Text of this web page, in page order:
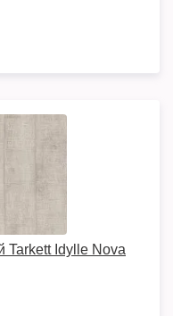
Idylle Nova